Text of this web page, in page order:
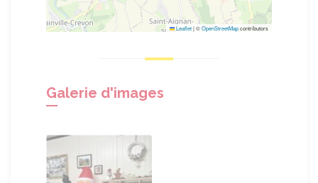
Leaflet|©OpenStreetMapcontributors
Galerie d'images